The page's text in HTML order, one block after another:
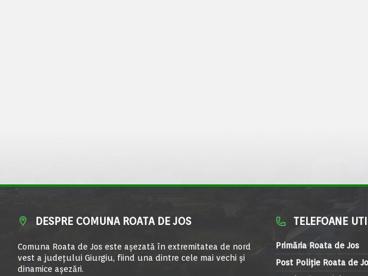
DESPRE COMUNA ROATA DE JOS
Comuna Roata de Jos este aşezată în extremitatea de nord
vest a judeţului Giurgiu, fiind una dintre cele mai vechi şi
dinamice aşezări.
TELEFOANE
Primăria Roata de Jos
Post Poliție Roata de